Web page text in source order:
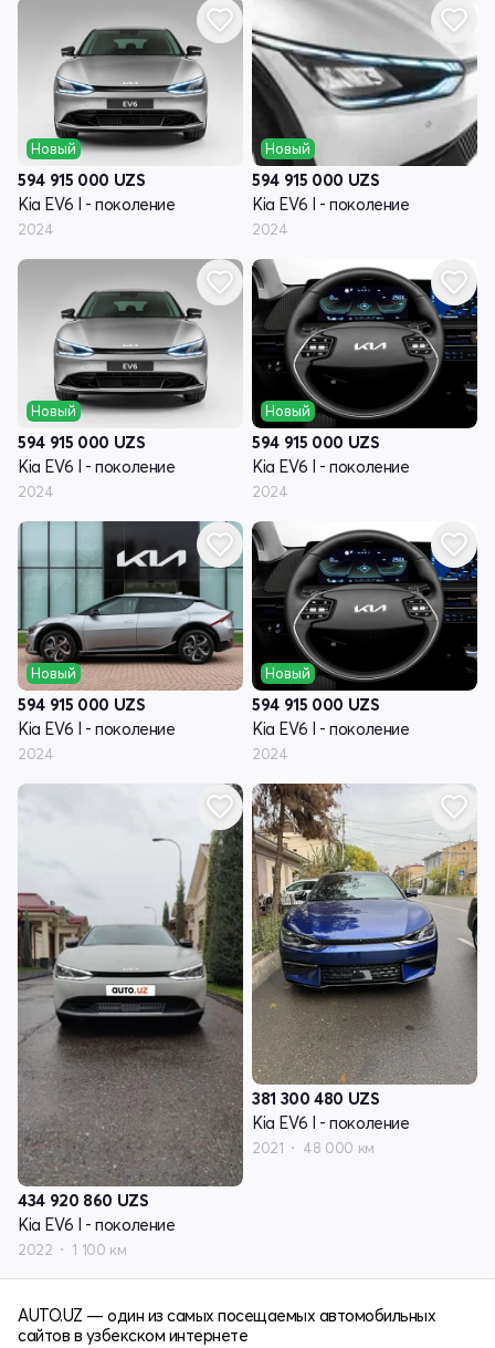
Новый
594 915 000 UZS
Kia EV6 I - поколение
2024
Новый
594 915 000 UZS
Kia EV6 I - поколение
2024
Новый
594 915 000 UZS
Kia EV6 I - поколение
2024
Новый
594 915 000 UZS
Kia EV6 I - поколение
2024
Новый
594 915 000 UZS
Kia EV6 I - поколение
2024
Новый
594 915 000 UZS
Kia EV6 I - поколение
2024
434 920 860 UZS
Kia EV6 I - поколение
2022 1 100 км
381 300 480 UZS
Kia EV6 I - поколение
2021 48 000 км
AUTO.UZ — один из самых посещаемых автомобильных
сайтов в узбекском интернете